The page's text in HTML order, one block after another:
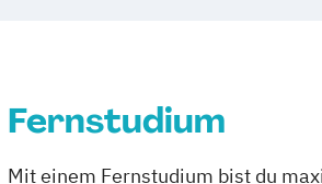
Fernstudium
Mit einem Fernstudium bist du